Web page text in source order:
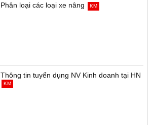
Phân loại các loại xe nâng KM
Thông tin tuyển dụng NV Kinh doanh tại HN
KM